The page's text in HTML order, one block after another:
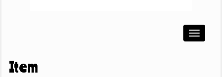
Toggle
Item